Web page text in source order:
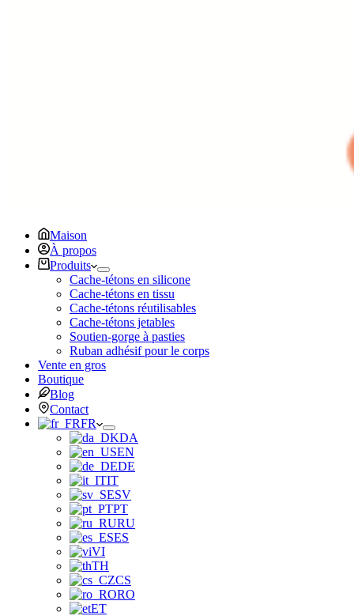
Maison
À propos
Produits
Cache-tétons en silicone
Cache-tétons en tissu
Cache-tétons réutilisables
Cache-tétons jetables
Soutien-gorge à pasties
Ruban adhésif pour le corps
Vente en gros
Boutique
Blog
Contact
FR
DA
EN
DE
IT
SV
PT
RU
ES
VI
TH
CS
RO
ET